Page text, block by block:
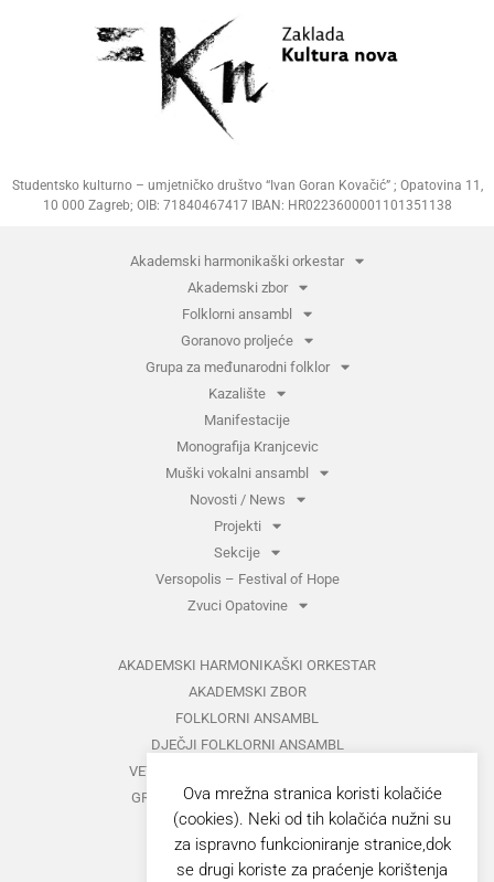
Studentsko kulturno – umjetničko društvo “Ivan Goran Kovačić” ; Opatovina 11,
10 000 Zagreb; OIB: 71840467417 IBAN: HR0223600001101351138
Akademski harmonikaški orkestar
Akademski zbor
Folklorni ansambl
Goranovo proljeće
Grupa za međunarodni folklor
Kazalište
Manifestacije
Monografija Kranjcevic
Muški vokalni ansambl
Novosti / News
Projekti
Sekcije
Versopolis – Festival of Hope
Zvuci Opatovine
AKADEMSKI HARMONIKAŠKI ORKESTAR
AKADEMSKI ZBOR
FOLKLORNI ANSAMBL
DJEČJI FOLKLORNI ANSAMBL
VETERANI FOLKLORNOG ANSAMBLA
GRUPA ZA MEĐUNARODNI FOLKLOR
KAZALIŠTE
MUŠKI VOKALNI ANSAMBL
ZAJEDNIČKI KONCERTI
Ova mrežna stranica koristi kolačiće
(cookies). Neki od tih kolačića nužni su
za ispravno funkcioniranje stranice,dok
se drugi koriste za praćenje korištenja